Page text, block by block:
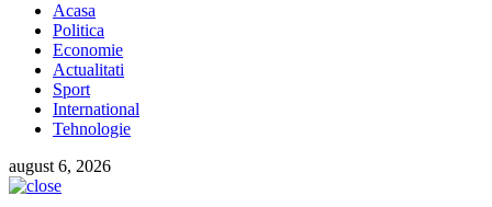
Acasa
Politica
Economie
Actualitati
Sport
International
Tehnologie
august 6, 2026